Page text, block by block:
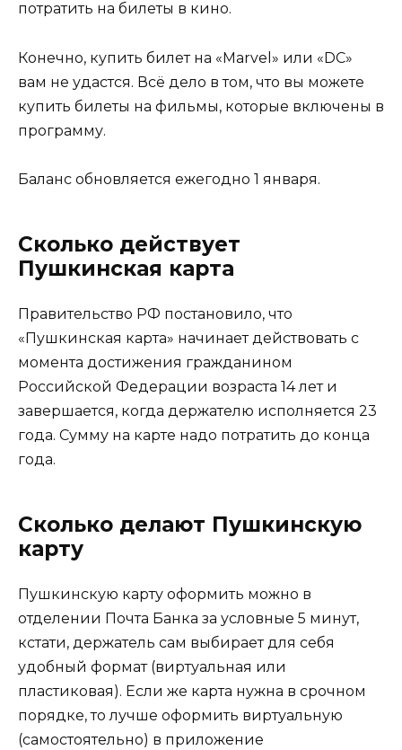
потратить на билеты в кино.
Конечно, купить билет на «Marvel» или «DC»
вам не удастся. Всё дело в том, что вы можете
купить билеты на фильмы, которые включены в
программу.
Баланс обновляется ежегодно 1 января.
Сколько действует
Пушкинская карта
Правительство РФ постановило, что
«Пушкинская карта» начинает действовать с
момента достижения гражданином
Российской Федерации возраста 14 лет и
завершается, когда держателю исполняется 23
года. Сумму на карте надо потратить до конца
года.
Сколько делают Пушкинскую
карту
Пушкинскую карту оформить можно в
отделении Почта Банка за условные 5 минут,
кстати, держатель сам выбирает для себя
удобный формат (виртуальная или
пластиковая). Если же карта нужна в срочном
порядке, то лучше оформить виртуальную
(самостоятельно) в приложение